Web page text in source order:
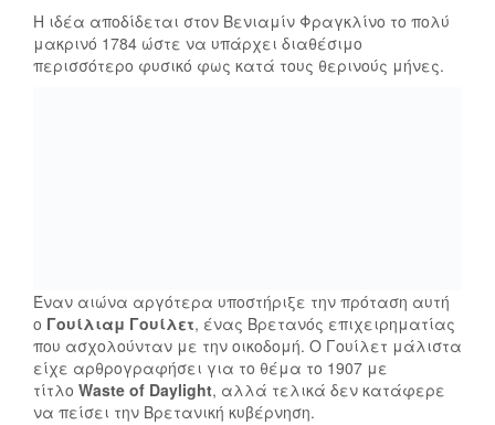
Η ιδέα αποδίδεται στον Βενιαμίν Φραγκλίνο το πολύ
μακρινό 1784 ώστε να υπάρχει διαθέσιμο
περισσότερο φυσικό φως κατά τους θερινούς μήνες.
Έναν αιώνα αργότερα υποστήριξε την πρόταση αυτή
ο Γουίλιαμ Γουίλετ, ένας Βρετανός επιχειρηματίας
που ασχολούνταν με την οικοδομή. Ο Γουίλετ μάλιστα
είχε αρθρογραφήσει για το θέμα το 1907 με
τίτλο Waste of Daylight, αλλά τελικά δεν κατάφερε
να πείσει την Βρετανική κυβέρνηση.